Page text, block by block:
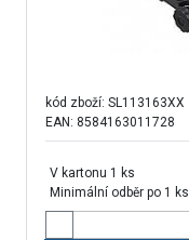
kód zboží: SL113163XX
EAN: 8584163011728
V kartonu 1 ks
Minimální odběr po 1 ks